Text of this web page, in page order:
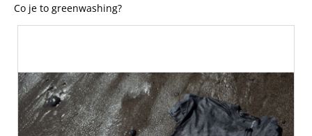
Co je to greenwashing?